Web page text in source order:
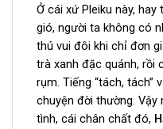
Ở cái xứ Pleiku này,
gió, người ta không có
thú vui đôi khi chỉ đơn
trà xanh đặc quánh, rồi
rụm. Tiếng “tách, tách”
chuyện đời thường. Vậy
tình, cái chân chất đó,